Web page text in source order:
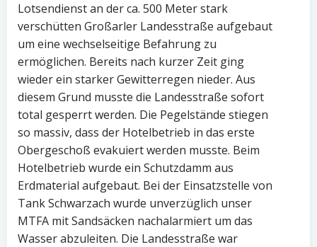
Lotsendienst an der ca. 500 Meter stark
verschütten Großarler Landesstraße aufgebaut
um eine wechselseitige Befahrung zu
ermöglichen. Bereits nach kurzer Zeit ging
wieder ein starker Gewitterregen nieder. Aus
diesem Grund musste die Landesstraße sofort
total gesperrt werden. Die Pegelstände stiegen
so massiv, dass der Hotelbetrieb in das erste
Obergeschoß evakuiert werden musste. Beim
Hotelbetrieb wurde ein Schutzdamm aus
Erdmaterial aufgebaut. Bei der Einsatzstelle von
Tank Schwarzach wurde unverzüglich unser
MTFA mit Sandsäcken nachalarmiert um das
Wasser abzuleiten. Die Landesstraße war